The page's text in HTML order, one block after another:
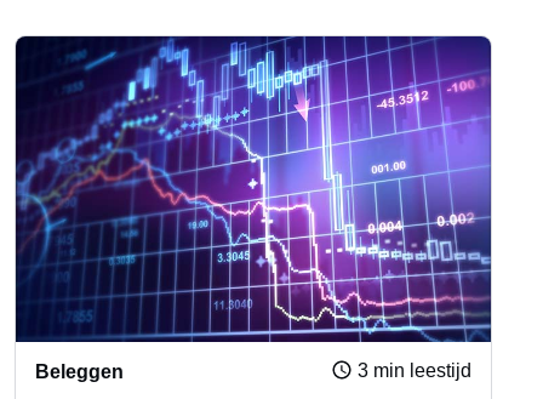
Beleggen 3 min leestijd